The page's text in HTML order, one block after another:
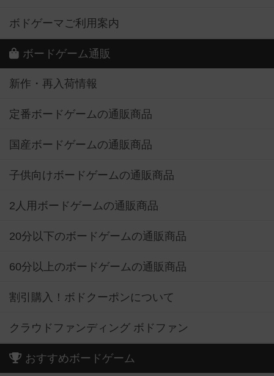
ボドゲーマご利用案内
ボードゲーム通販
新作・再入荷情報
定番ボードゲームの通販商品
国産ボードゲームの通販商品
子供向けボードゲームの通販商品
2人用ボードゲームの通販商品
20分以下のボードゲームの通販商品
60分以上のボードゲームの通販商品
割引購入！ボドクーポンについて
クラウドファンディング ボドファン
おすすめボードゲーム